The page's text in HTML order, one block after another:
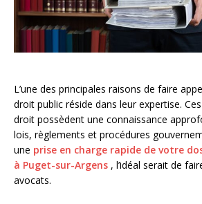
L’une des principales raisons de faire
droit public réside dans leur expertise.
droit possèdent une connaissance
lois, règlements et procédures
une prise en charge rapide de votre
à Puget-sur-Argens , l’idéal serait de
avocats.